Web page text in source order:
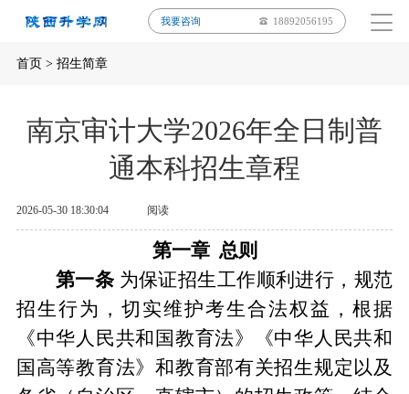
我要咨询 18892056195
首页> 招生简章
南京审计大学2026年全日制普
通本科招生章程
2026-05-30 18:30:04 阅读
第一章 总则
第一条 为保证招生工作顺利进行 ， 规范
招生行为 ， 切实维护考生合法权益 ，根据
《中华人民共和国教育法》《中华人民共和
国高等教育法》和教育部有关招生规定以及